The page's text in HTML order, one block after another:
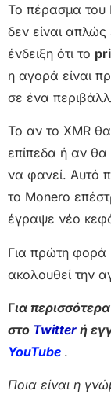
Το πέρασμα
δεν είναι
ένδειξη ότι το
η αγορά είναι
σε ένα
Το αν το XMR
επίπεδα ή αν θα
να φανεί. Αυτό
το Monero
έγραψε νέο
Για πρώτη φορά
ακολουθεί την
Για
στο Twitter ή
YouTube .
Ποια είναι η